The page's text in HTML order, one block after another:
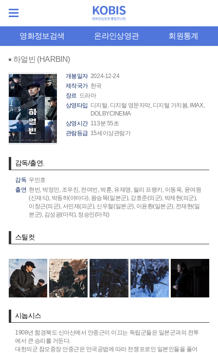
영화정보검색 온라인상영관 회원통계
하얼빈 (HARBIN)
개봉일자 2024-12-24
제작국가 한국
장르 드라마
상영타입 디지털, 디지털 영문자막, 디지털 가치봄, IMAX,
DOLBYCINEMA
상영시간 113분 55초
관람등급 15세이상관람가
감독/출연.
감독 우민호
출연 현빈, 박정민, 조우진, 전여빈, 박훈, 유재명, 릴리 프랭키, 이동욱, 윤여원
(신재식), 박동하(야마다), 왕승목(일본군), 강효준(의군), 박제현(의군),
이창근(의군), 서민제(의군), 신우철(일본군), 이윤환(일본군), 전재현(일
본군), 김성광(마적), 정승민(마적)
스틸컷
시놉시스
1908년 함경북도 신아산에서 안중근이 이끄는 독립군들은 일본군과의 전투
에서 큰 승리를 거둔다.
대한의군 참모중장 안중근은 만국공법에 따라 전쟁포로인 일본인들을 풀어